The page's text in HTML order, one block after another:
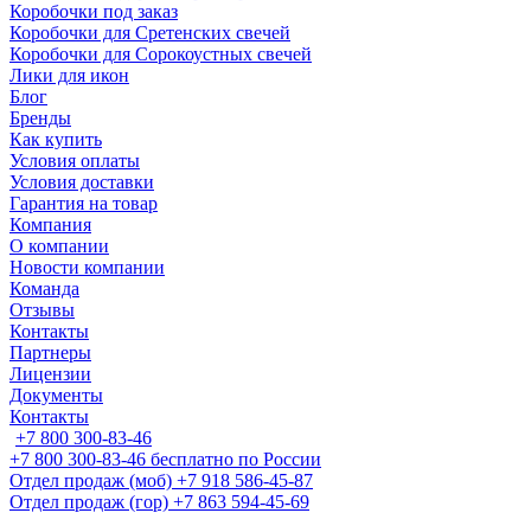
Коробочки под заказ
Коробочки для Сретенских свечей
Коробочки для Сорокоустных свечей
Лики для икон
Блог
Бренды
Как купить
Условия оплаты
Условия доставки
Гарантия на товар
Компания
О компании
Новости компании
Команда
Отзывы
Контакты
Партнеры
Лицензии
Документы
Контакты
+7 800 300-83-46
+7 800 300-83-46 бесплатно по России
Отдел продаж (моб) +7 918 586-45-87
Отдел продаж (гор) +7 863 594-45-69